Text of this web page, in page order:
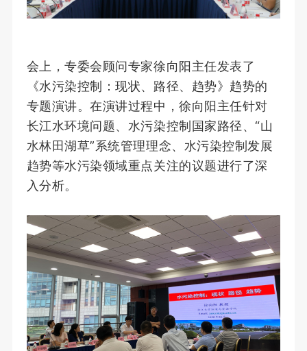
会上，专委会顾问专家徐向阳主任发表了
《水污染控制：现状、路径、趋势》趋势的
专题演讲。在演讲过程中，徐向阳主任针对
长江水环境问题、水污染控制国家路径、“山
水林田湖草”系统管理理念、水污染控制发展
趋势等水污染领域重点关注的议题进行了深
入分析。